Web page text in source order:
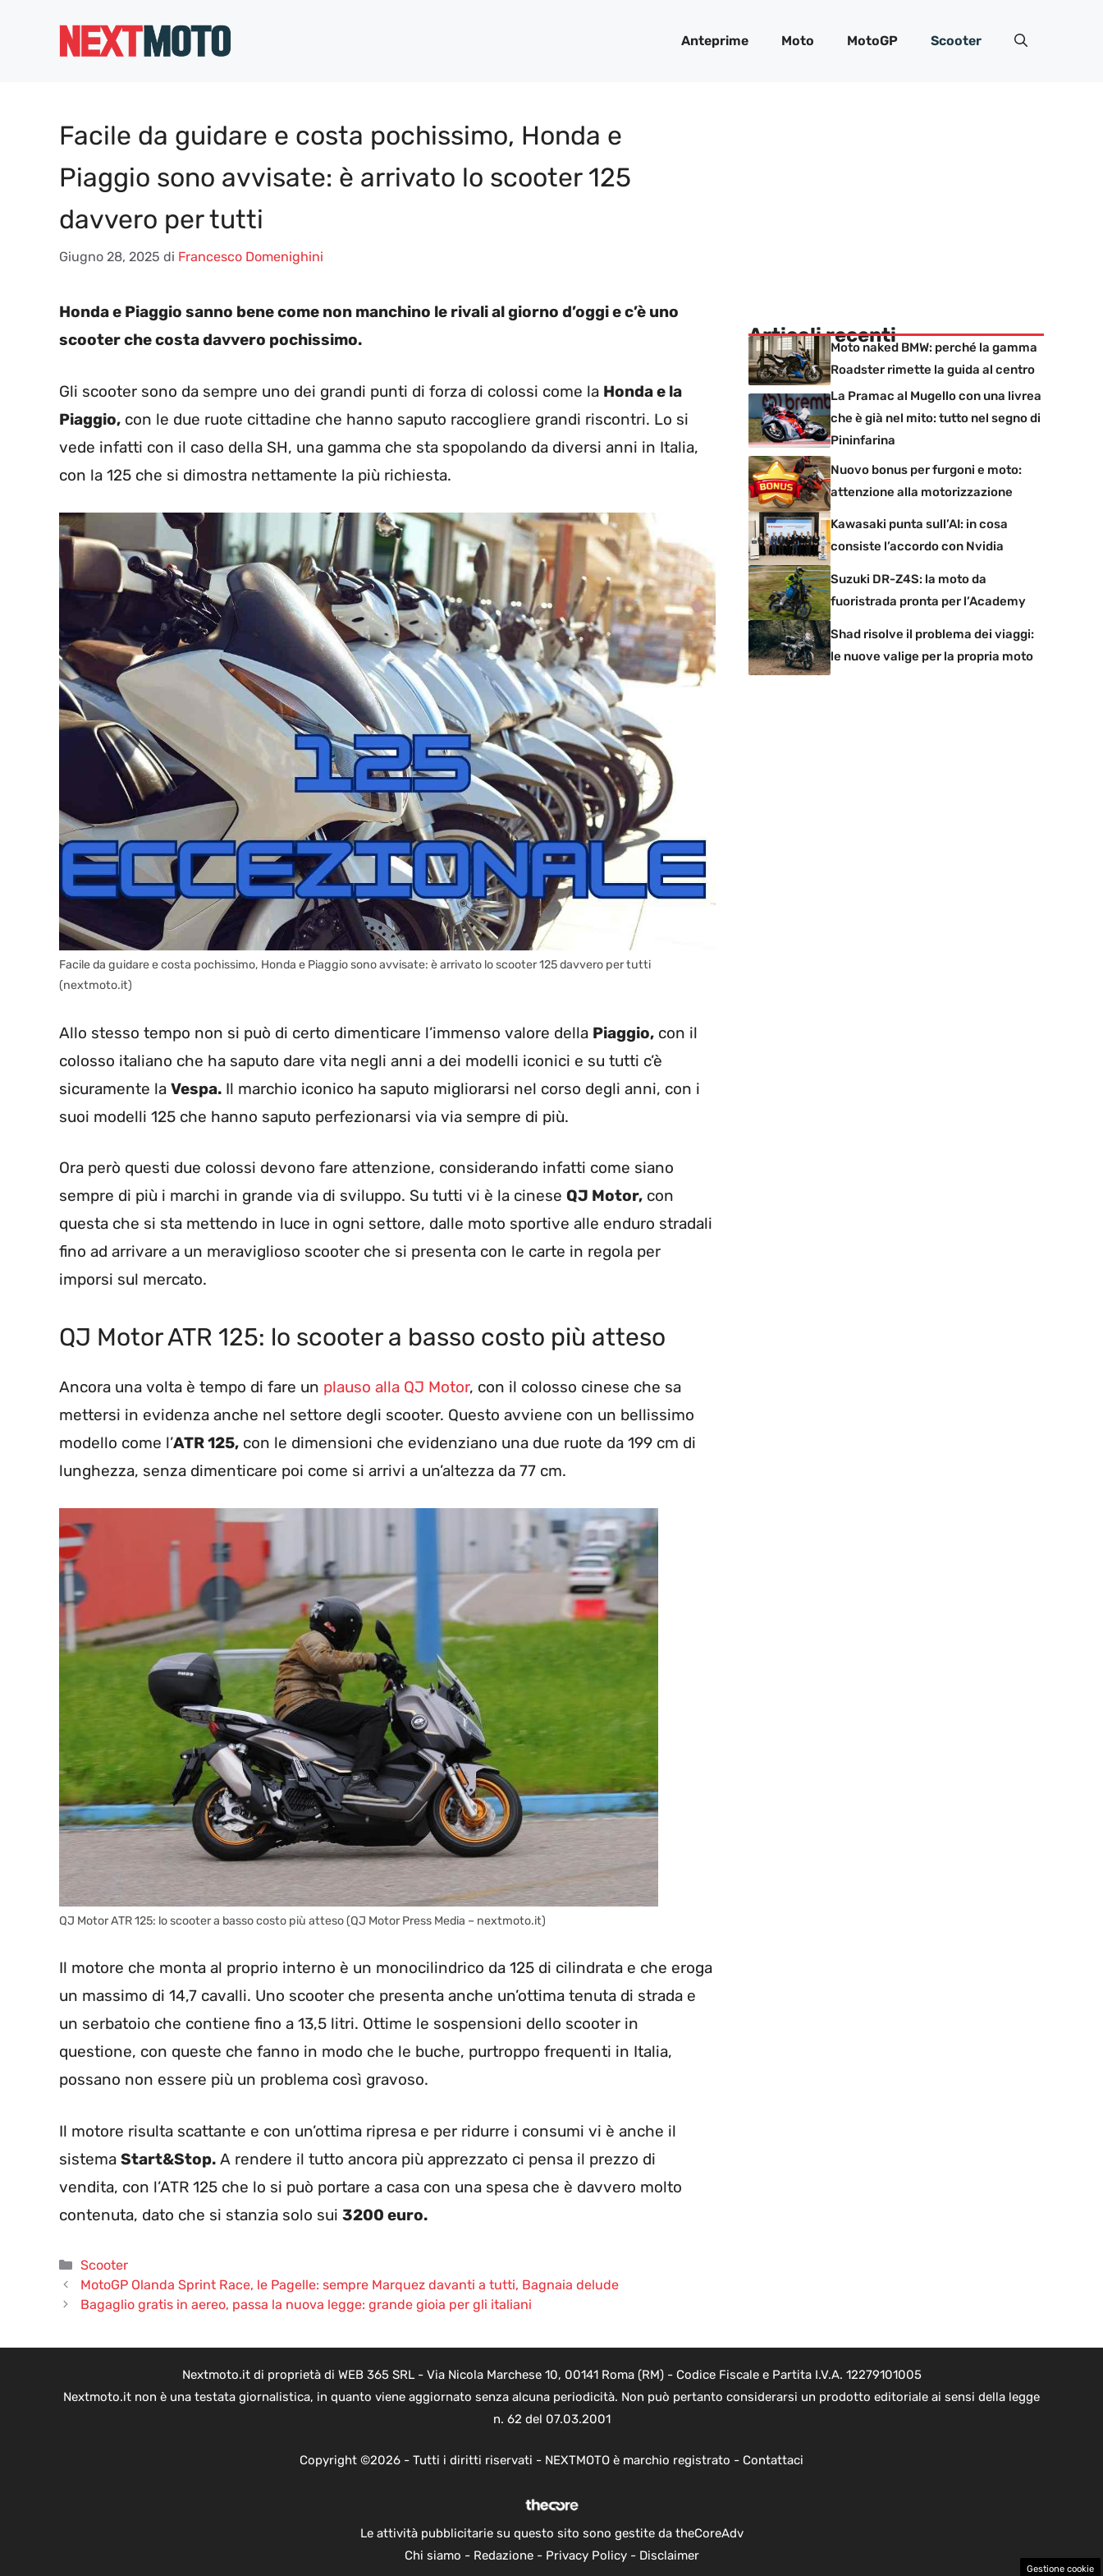
Anteprime Moto MotoGP Scooter
Facile da guidare e costa pochissimo, Honda e
Piaggio sono avvisate: è arrivato lo scooter 125
davvero per tutti
Giugno 28, 2025 di Francesco Domenighini
Honda e Piaggio sanno bene come non manchino le rivali al giorno d’oggi e c’è uno
scooter che costa davvero pochissimo.
Gli scooter sono da sempre uno dei grandi punti di forza di colossi come la Honda e la
Piaggio, con le due ruote cittadine che hanno saputo raccogliere grandi riscontri. Lo si
vede infatti con il caso della SH, una gamma che sta spopolando da diversi anni in Italia,
con la 125 che si dimostra nettamente la più richiesta.
Facile da guidare e costa pochissimo, Honda e Piaggio sono avvisate: è arrivato lo scooter 125 davvero per tutti
(nextmoto.it)
Allo stesso tempo non si può di certo dimenticare l’immenso valore della Piaggio, con il
colosso italiano che ha saputo dare vita negli anni a dei modelli iconici e su tutti c’è
sicuramente la Vespa. Il marchio iconico ha saputo migliorarsi nel corso degli anni, con i
suoi modelli 125 che hanno saputo perfezionarsi via via sempre di più.
Ora però questi due colossi devono fare attenzione, considerando infatti come siano
sempre di più i marchi in grande via di sviluppo. Su tutti vi è la cinese QJ Motor, con
questa che si sta mettendo in luce in ogni settore, dalle moto sportive alle enduro stradali
fino ad arrivare a un meraviglioso scooter che si presenta con le carte in regola per
imporsi sul mercato.
QJ Motor ATR 125: lo scooter a basso costo più atteso
Ancora una volta è tempo di fare un plauso alla QJ Motor, con il colosso cinese che sa
mettersi in evidenza anche nel settore degli scooter. Questo avviene con un bellissimo
modello come l’ATR 125, con le dimensioni che evidenziano una due ruote da 199 cm di
lunghezza, senza dimenticare poi come si arrivi a un’altezza da 77 cm.
QJ Motor ATR 125: lo scooter a basso costo più atteso (QJ Motor Press Media – nextmoto.it)
Il motore che monta al proprio interno è un monocilindrico da 125 di cilindrata e che eroga
un massimo di 14,7 cavalli. Uno scooter che presenta anche un’ottima tenuta di strada e
un serbatoio che contiene fino a 13,5 litri. Ottime le sospensioni dello scooter in
questione, con queste che fanno in modo che le buche, purtroppo frequenti in Italia,
possano non essere più un problema così gravoso.
Il motore risulta scattante e con un’ottima ripresa e per ridurre i consumi vi è anche il
sistema Start&Stop. A rendere il tutto ancora più apprezzato ci pensa il prezzo di
vendita, con l’ATR 125 che lo si può portare a casa con una spesa che è davvero molto
contenuta, dato che si stanzia solo sui 3200 euro.
Categorie
Scooter
MotoGP Olanda Sprint Race, le Pagelle: sempre Marquez davanti a tutti, Bagnaia delude
Bagaglio gratis in aereo, passa la nuova legge: grande gioia per gli italiani
Articoli recenti
Moto naked BMW: perché la gamma
Roadster rimette la guida al centro
La Pramac al Mugello con una livrea
che è già nel mito: tutto nel segno di
Pininfarina
Nuovo bonus per furgoni e moto:
attenzione alla motorizzazione
Kawasaki punta sull’AI: in cosa
consiste l’accordo con Nvidia
Suzuki DR-Z4S: la moto da
fuoristrada pronta per l’Academy
Shad risolve il problema dei viaggi:
le nuove valige per la propria moto
Nextmoto.it di proprietà di WEB 365 SRL - Via Nicola Marchese 10, 00141 Roma (RM) - Codice Fiscale e Partita I.V.A. 12279101005
Nextmoto.it non è una testata giornalistica, in quanto viene aggiornato senza alcuna periodicità. Non può pertanto considerarsi un prodotto editoriale ai sensi della legge
n. 62 del 07.03.2001
Copyright ©2026 - Tutti i diritti riservati - NEXTMOTO è marchio registrato - Contattaci
Le attività pubblicitarie su questo sito sono gestite da theCoreAdv
Chi siamo - Redazione- Privacy Policy- Disclaimer
Gestione cookie